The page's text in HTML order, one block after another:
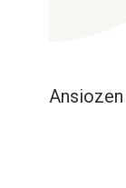
Ansiozen